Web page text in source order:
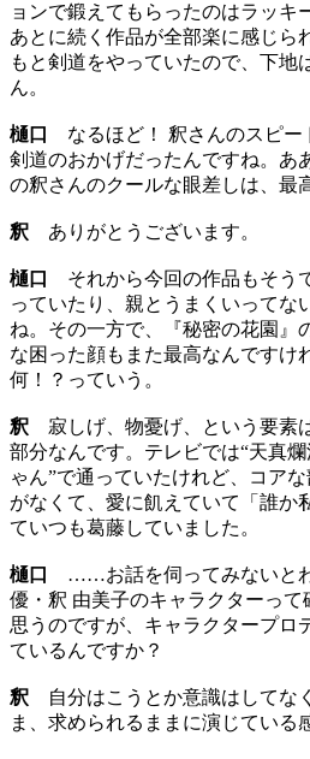
ョンで鍛えてもらったのはラッキ
あとに続く作品が全部楽に感じら
もと剣道をやっていたので、下地
ん。
樋口
なるほど！ 釈さんのスピー
剣道のおかげだったんですね。あ
の釈さんのクールな眼差しは、最
釈 ありがとうございます。
樋口
それから今回の作品もそう
っていたり、親とうまくいってな
ね。その一方で、『秘密の花園』
な困った顔もまた最高なんですけ
何！？っていう。
釈 寂しげ、物憂げ、という要素
部分なんです。テレビでは“天真
ゃん”で通っていたけれど、コア
がなくて、愛に飢えていて「誰か
ていつも葛藤していました。
樋口
……お話を伺ってみないと
優・釈 由美子のキャラクターって
思うのですが、キャラクタープロ
ているんですか？
釈 自分はこうとか意識はしてな
ま、求められるままに演じている